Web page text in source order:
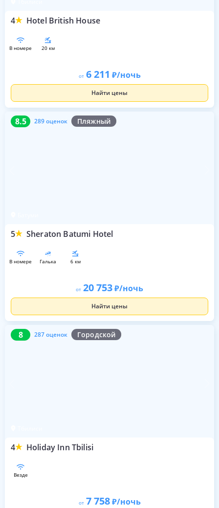
4 Hotel British House
в номере 20 км
от 6 211 /ночь
Найти цены
8.5 289 оценок Пляжный
5 Sheraton Batumi Hotel
8.5 289 оценок
в номере галька 6 км
от 20 753 /ночь
Найти цены
8 287 оценок Городской
4 Holiday Inn Tbilisi
8 287 оценок
везде
от 7 758 /ночь